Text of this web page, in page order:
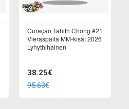
Curaçao Tahith Chong #21
Vieraspaita MM-kisat 2026
Lyhythihainen
38.25€
95.63€